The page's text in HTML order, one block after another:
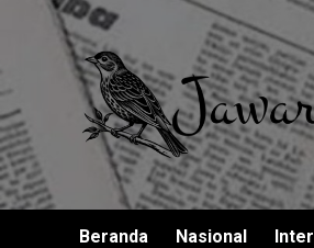
content
Beranda Nasional